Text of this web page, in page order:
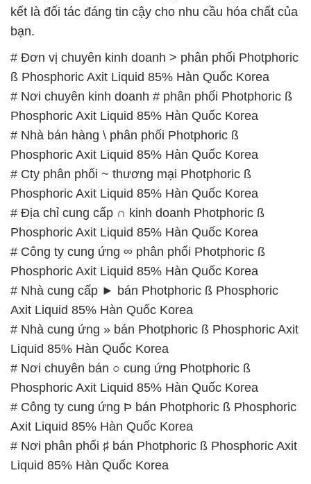
kết là đối tác đáng tin cậy cho nhu cầu hóa chất của
bạn.
# Đơn vị chuyên kinh doanh > phân phối Photphoric
ß Phosphoric Axit Liquid 85% Hàn Quốc Korea
# Nơi chuyên kinh doanh # phân phối Photphoric ß
Phosphoric Axit Liquid 85% Hàn Quốc Korea
# Nhà bán hàng \ phân phối Photphoric ß
Phosphoric Axit Liquid 85% Hàn Quốc Korea
# Cty phân phối ~ thương mại Photphoric ß
Phosphoric Axit Liquid 85% Hàn Quốc Korea
# Địa chỉ cung cấp ∩ kinh doanh Photphoric ß
Phosphoric Axit Liquid 85% Hàn Quốc Korea
# Công ty cung ứng ∞ phân phối Photphoric ß
Phosphoric Axit Liquid 85% Hàn Quốc Korea
# Nhà cung cấp ► bán Photphoric ß Phosphoric
Axit Liquid 85% Hàn Quốc Korea
# Nhà cung ứng » bán Photphoric ß Phosphoric Axit
Liquid 85% Hàn Quốc Korea
# Nơi chuyên bán ○ cung ứng Photphoric ß
Phosphoric Axit Liquid 85% Hàn Quốc Korea
# Công ty cung ứng Þ bán Photphoric ß Phosphoric
Axit Liquid 85% Hàn Quốc Korea
# Nơi phân phối ♯ bán Photphoric ß Phosphoric Axit
Liquid 85% Hàn Quốc Korea